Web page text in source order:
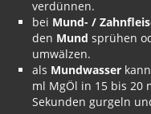
verdünnen.
bei Mund- /
den Mund sprühen
umwälzen.
als Mundwasser
ml MgÖl in 15 bis 20
Sekunden gurgeln